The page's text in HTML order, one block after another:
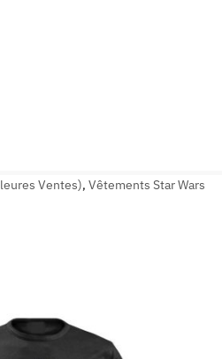
Ventes), Vêtements Star Wars